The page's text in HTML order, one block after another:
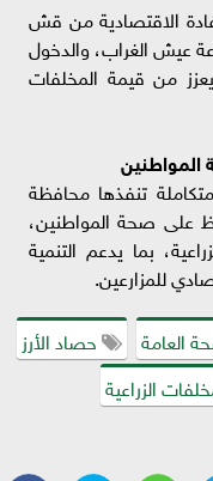
الاقتصادية من قش
عيش الغراب، والدخول
من قيمة المخلفات
المواطنين
تنفذها محافظة
على صحة المواطنين،
بما يدعم التنمية
للمزارعين.
العامة
حصاد الأرز
الزراعية